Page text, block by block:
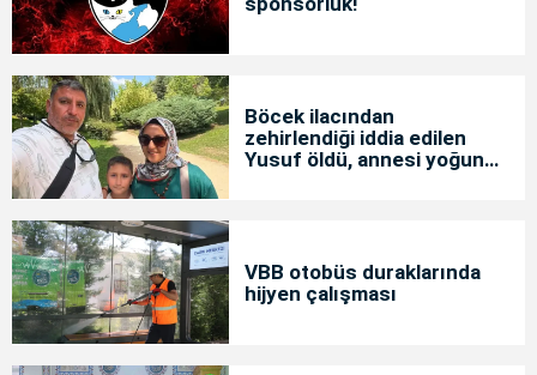
Böcek ilacından
zehirlendiği iddia edilen
Yusuf öldü, annesi yoğun
VBB otobüs duraklarında
hijyen çalışması